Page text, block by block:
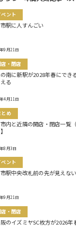
ベント
駅に人すんごい
9月21日
店・閉店
南に新駅が2028年春にでき
る
4月11日
とめ
内と近隣の開店・閉店一覧
8月3日
ベント
駅中央改札前の先が見えない
9月21日
店・閉店
のイズミヤSC枚方が2026年